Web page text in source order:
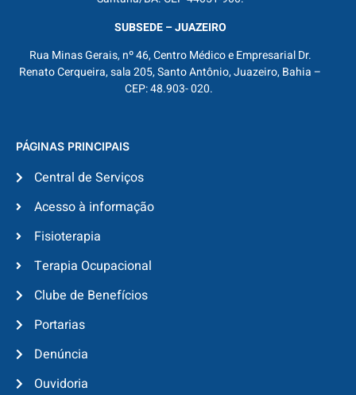
SUBSEDE – JUAZEIRO
Rua Minas Gerais, nº 46, Centro Médico e Empresarial Dr.
Renato Cerqueira, sala 205, Santo Antônio, Juazeiro, Bahia –
CEP: 48.903- 020.
PÁGINAS PRINCIPAIS
Central de Serviços
Acesso à informação
Fisioterapia
Terapia Ocupacional
Clube de Benefícios
Portarias
Denúncia
Ouvidoria